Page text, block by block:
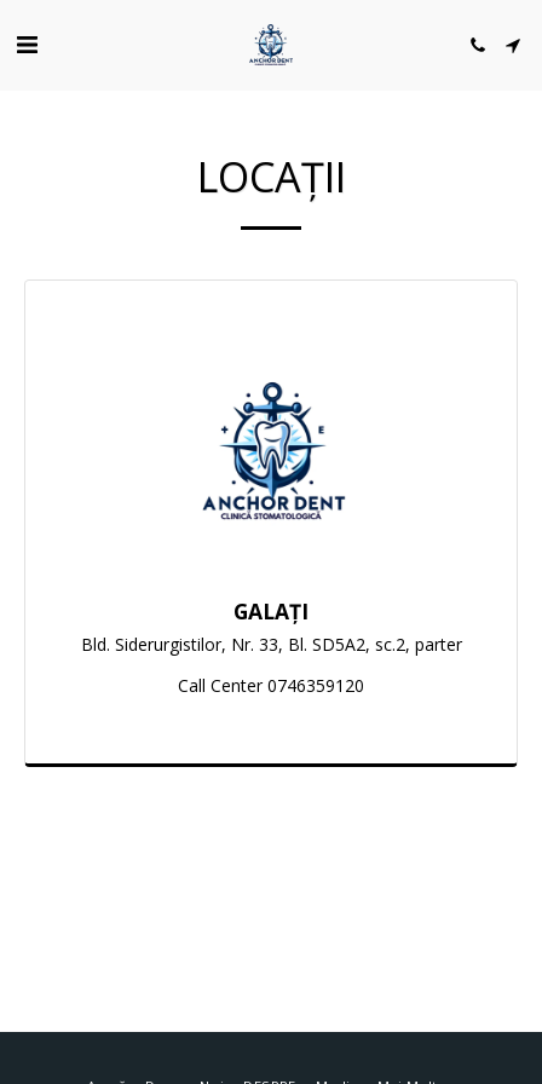
LOCAȚII
GALAȚI
Bld. Siderurgistilor, Nr. 33, Bl. SD5A2, sc.2, parter
Call Center 0746359120